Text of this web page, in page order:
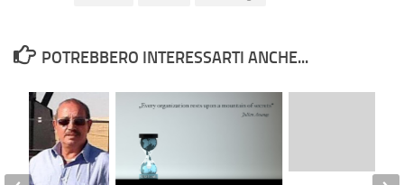
POTREBBERO INTERESSARTI ANCHE...